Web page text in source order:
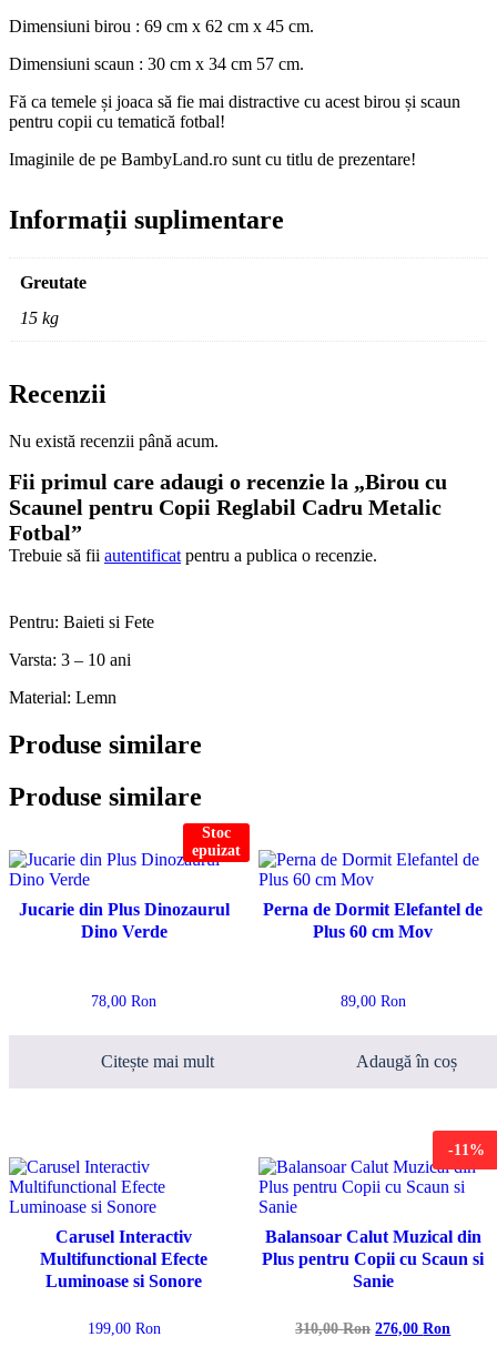
Dimensiuni birou : 69 cm x 62 cm x 45 cm.
Dimensiuni scaun : 30 cm x 34 cm 57 cm.
Fă ca temele și joaca să fie mai distractive cu acest birou și scaun
pentru copii cu tematică fotbal!
Imaginile de pe BambyLand.ro sunt cu titlu de prezentare!
Informații suplimentare
Greutate
15 kg
Recenzii
Nu există recenzii până acum.
Fii primul care adaugi o recenzie la „Birou cu
Scaunel pentru Copii Reglabil Cadru Metalic
Fotbal”
Trebuie să fii autentificat pentru a publica o recenzie.
Pentru: Baieti si Fete
Varsta: 3 – 10 ani
Material: Lemn
Produse similare
Produse similare
Stoc
epuizat
Jucarie din Plus Dinozaurul
Dino Verde
78,00Ron
Citește mai mult
Perna de Dormit Elefantel de
Plus 60 cm Mov
89,00 Ron
Adaugă în coș
Carusel Interactiv
Multifunctional Efecte
Luminoase si Sonore
199,00 Ron
-11%
Balansoar Calut Muzical din
Plus pentru Copii cu Scaun si
Sanie
310,00Ron Prețul
276,00Ron